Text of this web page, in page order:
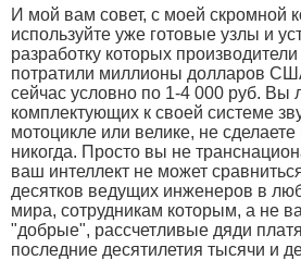
И мой вам совет, с моей скромной
используйте уже готовые узлы и
разработку которых
потратили миллионы долларов
сейчас условно по 1-4 000 руб. Вы
комплектующих к своей системе
мотоцикле или велике, не
никогда. Просто вы не
ваш интеллект не может
десятков ведущих инженеров в
мира, сотрудникам которым, а не
"добрые", рассчетливые дяди
последние десятилетия тысячи и